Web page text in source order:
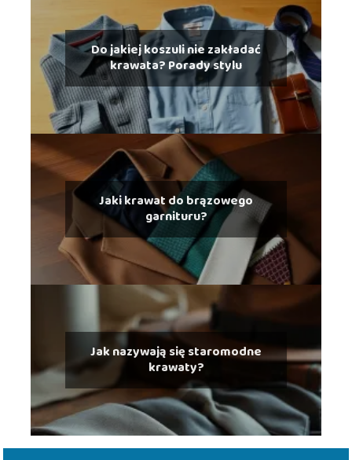
Do jakiej koszuli nie zakładać
krawata? Porady stylu
Jaki krawat do brązowego
garnituru?
Jak nazywają się staromodne
krawaty?